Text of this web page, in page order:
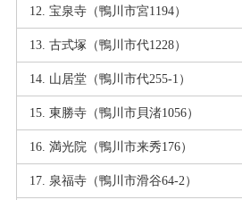
宝泉寺（鴨川市宮1194）
古式塚（鴨川市代1228）
山居堂（鴨川市代255-1）
東勝寺（鴨川市貝渚1056）
満光院（鴨川市来秀176）
泉福寺（鴨川市滑谷64-2）